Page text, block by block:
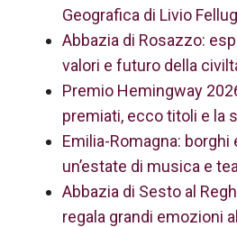
Geografica di Livio
Abbazia di Rosazzo:
valori e futuro della
Premio Hemingway
premiati, ecco titoli e la
Emilia-Romagna:
un’estate di musica e
Abbazia di Sesto al
regala grandi emozioni